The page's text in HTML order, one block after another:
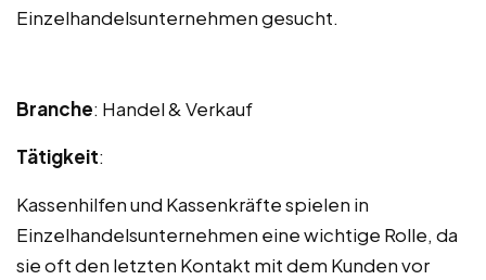
Einzelhandelsunternehmen gesucht.
Branche: Handel & Verkauf
Tätigkeit:
Kassenhilfen und Kassenkräfte spielen in
Einzelhandelsunternehmen eine wichtige Rolle, da
sie oft den letzten Kontakt mit dem Kunden vor